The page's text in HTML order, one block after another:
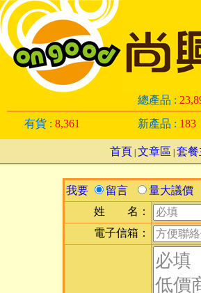
總產品 :
有貨 : 8,361 新產品 : 183
首頁 文章區 套餐
我要 留言
量大議價
姓 名：
電子信箱：